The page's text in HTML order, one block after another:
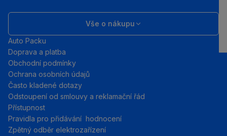
Vše o nákupu
Auto Packu
Doprava a platba
Obchodní podmínky
Ochrana osobních údajů
Často kladené dotazy
Odstoupení od smlouvy a reklamační řád
Přístupnost
Pravidla pro přidávání hodnocení
Zpětný odběr elektrozařízení